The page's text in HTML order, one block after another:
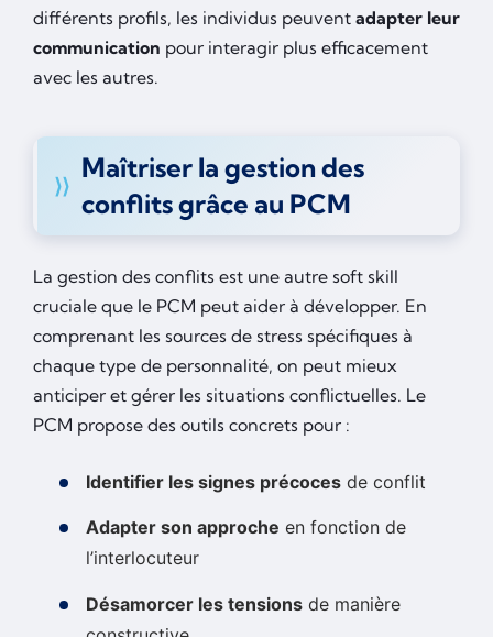
différents profils, les individus peuvent adapter leur
communication pour interagir plus efficacement
avec les autres.
Maîtriser la gestion des
conflits grâce au PCM
La gestion des conflits est une autre soft skill
cruciale que le PCM peut aider à développer. En
comprenant les sources de stress spécifiques à
chaque type de personnalité, on peut mieux
anticiper et gérer les situations conflictuelles. Le
PCM propose des outils concrets pour :
Identifier les signes précoces de conflit
Adapter son approche en fonction de
l’interlocuteur
Désamorcer les tensions de manière